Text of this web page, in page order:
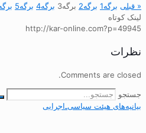
« قبلی برگه1 برگه2 برگه3 برگه4 برگه5
لینک کوتاه
http://kar-online.com?p=49945
نظرات
Comments are closed.
جستجو
بیانیه‌های هیئت‌ سیاسی‌ـ‌اجرایی